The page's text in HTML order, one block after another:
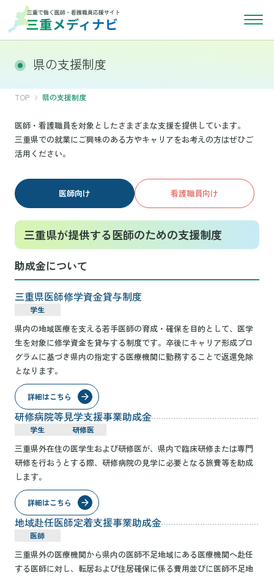
県の支援制度
TOP 県の支援制度
医師・看護職員を対象としたさまざまな支援を提供しています。
三重県での就業にご興味のある方やキャリアをお考えの方はぜひご
活用ください。
医師向け 看護職員向け
三重県が提供する医師のための支援制度
助成金について
三重県医師修学資金貸与制度
学生
県内の地域医療を支える若手医師の育成・確保を目的として、医学
生を対象に修学資金を貸与する制度です。卒後にキャリア形成プロ
グラムに基づき県内の指定する医療機関に勤務することで返還免除
となります。
詳細はこちら
研修病院等見学支援事業助成金
学生 研修医
三重県外在住の医学生および研修医が、県内で臨床研修または専門
研修を行おうとする際、研修病院の見学に必要となる旅費等を助成
します。
詳細はこちら
地域赴任医師定着支援事業助成金
医師
三重県外の医療機関から県内の医師不足地域にある医療機関へ赴任
する医師に対し、転居および住居確保に係る費用並びに医師不足地